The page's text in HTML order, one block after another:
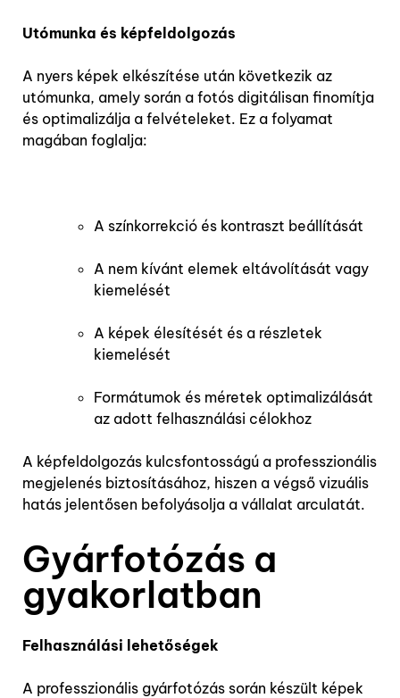
Utómunka és képfeldolgozás
A nyers képek elkészítése után következik az
utómunka, amely során a fotós digitálisan finomítja
és optimalizálja a felvételeket. Ez a folyamat
magában foglalja:
A színkorrekció és kontraszt beállítását
A nem kívánt elemek eltávolítását vagy
kiemelését
A képek élesítését és a részletek
kiemelését
Formátumok és méretek optimalizálását
az adott felhasználási célokhoz
A képfeldolgozás kulcsfontosságú a professzionális
megjelenés biztosításához, hiszen a végső vizuális
hatás jelentősen befolyásolja a vállalat arculatát.
Gyárfotózás a
gyakorlatban
Felhasználási lehetőségek
A professzionális gyárfotózás során készült képek